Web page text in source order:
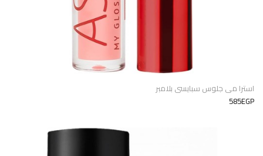
استرا مى جلوس سبايسى بلامبر
585EGP